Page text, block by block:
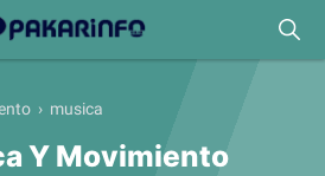
› musica
Y Movimiento